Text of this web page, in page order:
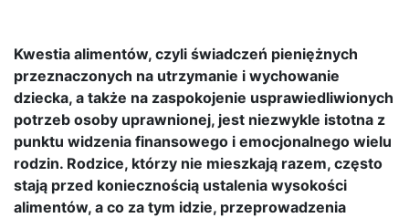
Kwestia alimentów, czyli świadczeń pieniężnych
przeznaczonych na utrzymanie i wychowanie
dziecka, a także na zaspokojenie usprawiedliwionych
potrzeb osoby uprawnionej, jest niezwykle istotna z
punktu widzenia finansowego i emocjonalnego wielu
rodzin. Rodzice, którzy nie mieszkają razem, często
stają przed koniecznością ustalenia wysokości
alimentów, a co za tym idzie, przeprowadzenia